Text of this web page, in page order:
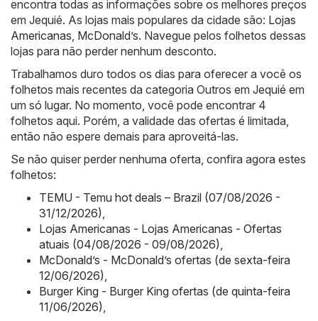
encontra todas as informações sobre os melhores preços
em Jequié. As lojas mais populares da cidade são: Lojas
Americanas McDonald’s. Navegue pelos folhetos dessas
lojas para não perder nenhum desconto.
Trabalhamos duro todos os dias para oferecer a você os
folhetos mais recentes da categoria Outros em Jequié em
um só lugar. No momento, você pode encontrar 4
folhetos aqui. Porém, a validade das ofertas é limitada,
então não espere demais para aproveitá-las.
Se não quiser perder nenhuma oferta, confira agora estes
folhetos:
TEMU - Temu hot deals – Brazil (07/08/2026 -
31/12/2026)
Lojas Americanas - Lojas Americanas - Ofertas
atuais (04/08/2026 - 09/08/2026)
McDonald’s - McDonald’s ofertas (de sexta-feira
12/06/2026)
Burger King - Burger King ofertas (de quinta-feira
11/06/2026)